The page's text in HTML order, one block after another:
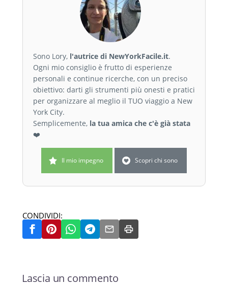
Sono Lory, l'autrice di NewYorkFacile.it.
Ogni mio consiglio è frutto di esperienze
personali e continue ricerche, con un preciso
obiettivo: darti gli strumenti più onesti e pratici
per organizzare al meglio il TUO viaggio a New
York City.
Semplicemente, la tua amica che c'è già stata
❤️
Il mio impegno Scopri chi sono
CONDIVIDI:
Lascia un commento